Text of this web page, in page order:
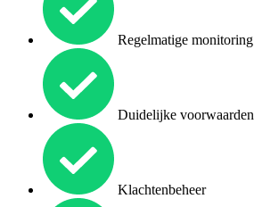
Regelmatige monitoring
Duidelijke voorwaarden
Klachtenbeheer